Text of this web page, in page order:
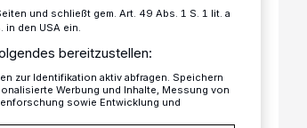
und schließt gem. Art. 49 Abs. 1 S. 1 lit. a
in den USA ein.
bereitzustellen:
zur Identifikation aktiv abfragen. Speichern
Werbung und Inhalte, Messung von
sowie Entwicklung und